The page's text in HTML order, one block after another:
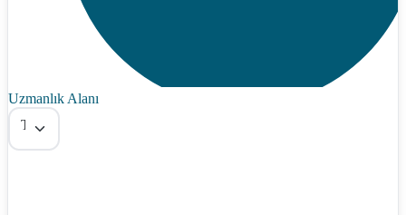
Uzmanlık Alanı
Tümü